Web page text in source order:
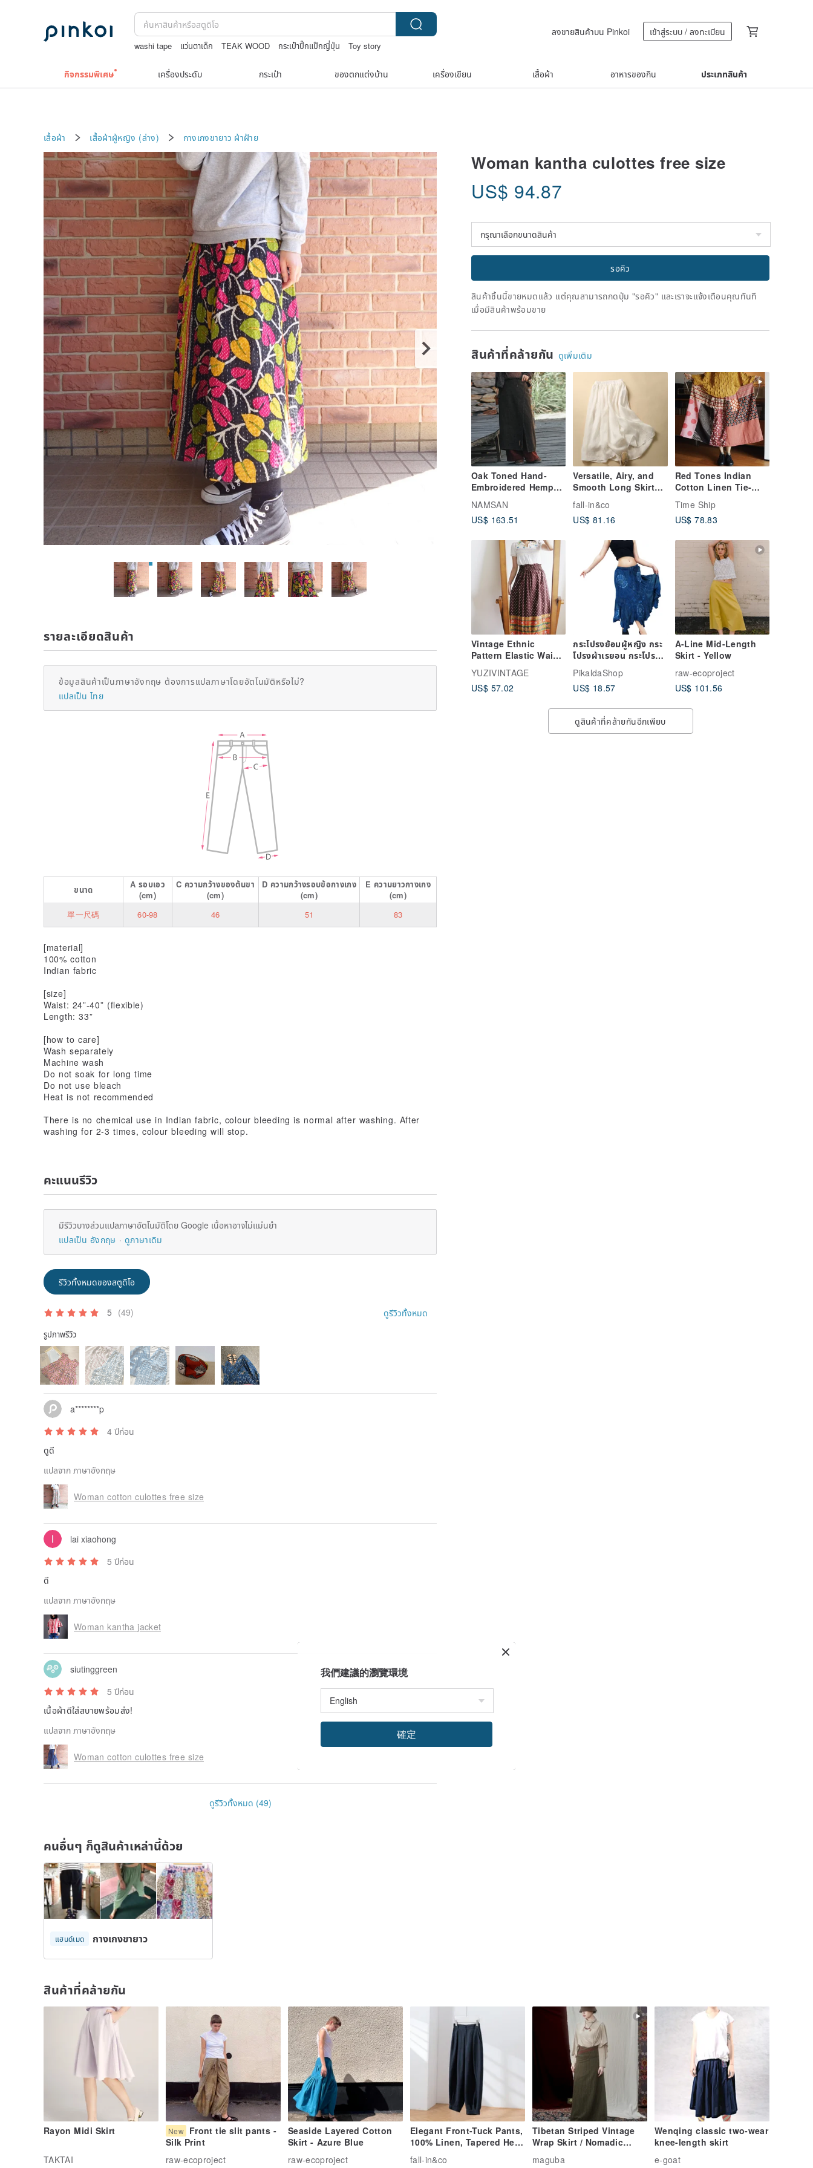
washi tape แว่นตาเด็ก TEAK WOOD กระเป๋าปิ๊กแป๊กญี่ปุ่น
Toy story
ลงขายสินค้าบน Pinkoi เข้าสู่ระบบ / ลงทะเบียน
กิจกรรมพิเศษ เครื่องประดับ กระเป๋า ของตกแต่งบ้าน เครื่องเขียน เสื้อผ้า อาหารของกิน ประเภทสินค้า
เสื้อผ้า เสื้อผ้าผู้หญิง (ล่าง) กางเกงขายาว ผ้าฝ้าย
Woman kantha culottes free size
US$ 94.87
รอคิว
สินค้าชิ้นนี้ขายหมดแล้ว แต่คุณสามารถกดปุ่ม "รอคิว" และเราจะแจ้งเตือนคุณทันที
เมื่อมีสินค้าพร้อมขาย
สินค้าที่คล้ายกัน ดูเพิ่มเติม
Oak Toned Hand-
Embroidered Hemp
Patchwork Maxi Skirt
with Tie Wrap Detail
NAMSAN
US$ 163.51
Versatile, Airy, and
Smooth Long Skirt
with Lining - Linen
Skirt in White
190713-5
fall-in&co
US$ 81.16
Red Tones Indian
Cotton Linen Tie-
Waist Maxi Skirt with
Handmade Patchwork
- Limited Edition
Time Ship
US$ 78.83
Vintage Ethnic
Pattern Elastic Waist
Maxi Skirt
YUZIVINTAGE
US$ 57.02
กระโปรงย้อมผู้หญิง กระ
โปรงผ้าเรยอน กระโปรง
ยาว โบฮีเมียน กระโปรง
บาน สีน้ำเงิน
PikaldaShop
US$ 18.57
A-Line Mid-Length
Skirt - Yellow
raw-ecoproject
US$ 101.56
ดูสินค้าที่คล้ายกันอีกเพียบ
รายละเอียดสินค้า
ข้อมูลสินค้าเป็นภาษาอังกฤษ ต้องการแปลภาษาโดยอัตโนมัติหรือไม่?
แปลเป็น ไทย
ขนาด Aรอบเอว
(cm)
C ความกว้างของต้นขา
(cm)
D ความกว้างรอบข้อกางเกง
(cm)
E ความยาวกางเกง
(cm)
單一尺碼
60-98 46 51 83
[material]
100% cotton
Indian fabric
[size]
Waist: 24”-40” (flexible)
Length: 33”
[how to care]
Wash separately
Machine wash
Do not soak for long time
Do not use bleach
Heat is not recommended
There is no chemical use in Indian fabric, colour bleeding is normal after washing. After
washing for 2-3 times, colour bleeding will stop.
คะแนนรีวิว
มีรีวิวบางส่วนแปลภาษาอัตโนมัติโดย Google เนื้อหาอาจไม่แม่นยำ
แปลเป็น อังกฤษ
ดูภาษาเดิม
รีวิวทั้งหมดของสตูดิโอ
5 (49) ดูรีวิวทั้งหมด
รูปภาพรีวิว
a********p
4 ปีก่อน
ดูดี
แปลจาก ภาษาอังกฤษ
Woman cotton culottes free size
lai xiaohong
5 ปีก่อน
ดี
แปลจาก ภาษาอังกฤษ
Woman kantha jacket
siutinggreen
5 ปีก่อน
เนื้อผ้าดีใส่สบายพร้อมส่ง!
แปลจาก ภาษาอังกฤษ
Woman cotton culottes free size
ดูรีวิวทั้งหมด (49)
คนอื่นๆ ก็ดูสินค้าเหล่านี้ด้วย
แฮนด์เมด กางเกงขายาว
สินค้าที่คล้ายกัน
Rayon Midi Skirt
TAKTAI
New Front tie slit pants -
Silk Print
raw-ecoproject
Seaside Layered Cotton
Skirt - Azure Blue
raw-ecoproject
Elegant Front-Tuck Pants,
100% Linen, Tapered Hem,
High-Waisted, Navy,
200805-4
fall-in&co
Tibetan Striped Vintage
Wrap Skirt / Nomadic
Series Exotic Design /
One-Piece Half Skirt
maguba
Wenqing classic two-wear
knee-length skirt
e-goat
我們建議的瀏覽環境
確定